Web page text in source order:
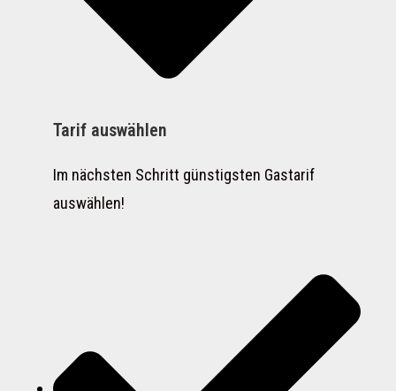
Tarif auswählen
Im nächsten Schritt günstigsten Gastarif
auswählen!